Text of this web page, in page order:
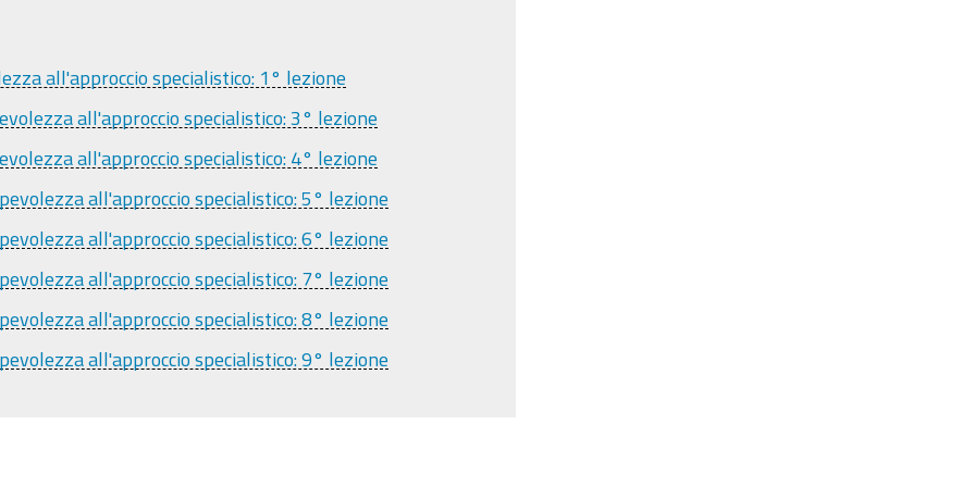
all'approccio specialistico: 1° lezione
all'approccio specialistico: 3° lezione
all'approccio specialistico: 4° lezione
all'approccio specialistico: 5° lezione
all'approccio specialistico: 6° lezione
all'approccio specialistico: 7° lezione
all'approccio specialistico: 8° lezione
all'approccio specialistico: 9° lezione